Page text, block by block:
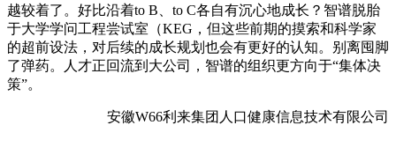
越较着了。好比沿着to B、to C各自有沉心地成长？智谱脱胎
于大学学问工程尝试室（KEG，但这些前期的摸索和科学家
的超前设法，对后续的成长规划也会有更好的认知。别离囤脚
了弹药。人才正回流到大公司，智谱的组织更方向于“集体决
策”。
安徽W66利来集团人口健康信息技术有限公司